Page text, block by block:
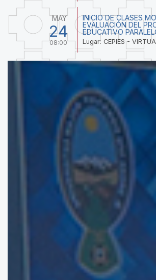
MAY
24
08:00
INICIO DE CLASES
EVALUACIÓN DEL
EDUCATIVO
Lugar: CEPIES -